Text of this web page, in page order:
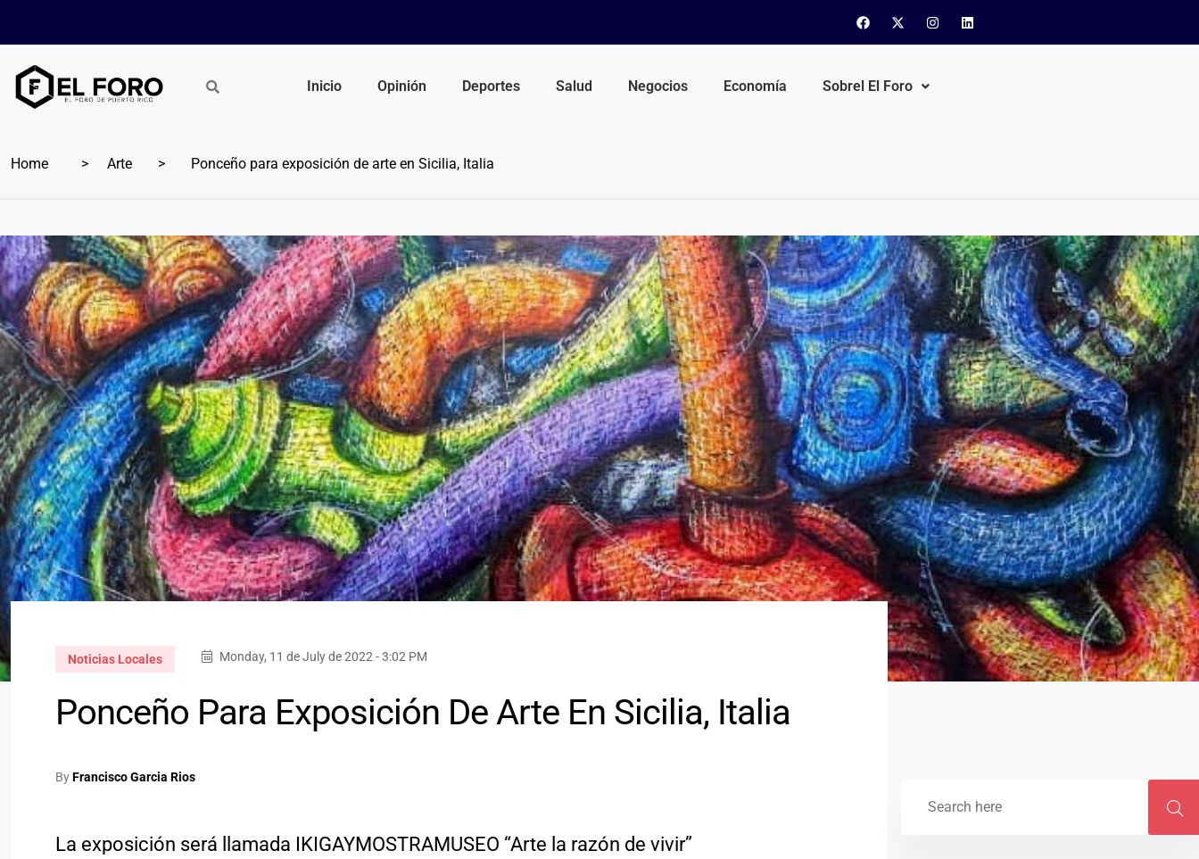
Inicio Opinión Deportes Salud Negocios Economía Sobrel El Foro
Home Arte Ponceño para exposición de arte en Sicilia, Italia
Noticias Locales Monday, 11 de July de 2022 - 3:02 PM
Ponceño Para Exposición De Arte En Sicilia, Italia
ByFrancisco Garcia Rios
La exposición será llamada IKIGAYMOSTRAMUSEO “Arte la razón de vivir”